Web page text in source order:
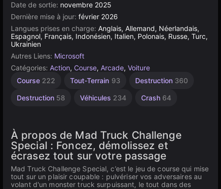
Date de sortie: novembre 2025
Dernière mise à jour: février 2026
Langues prises en charge: Anglais, Allemand, Néerlandais,
Espagnol, Français, Indonésien, Italien, Polonais, Russe, Turc,
Ukrainien
Autres Liens: Microsoft
Catégories: Action, Course, Arcade, Voiture
Course 222 Tout-Terrain 93 Destruction 360
Destruction 58 Véhicules 234 Crash 64
Fusée
Vitesse
Tuning
Voiture
Crash
Voiture
Combat
Démolition
Monstertruck
À propos de Mad Truck Challenge
Special : Foncez, démolissez et
écrasez tout sur votre passage
Mad Truck Challenge Special, c’est le jeu de course qui mise
tout sur un plaisir coupable : pulvériser vos adversaires au
volant d'un monster truck surpuissant, le tout dans des